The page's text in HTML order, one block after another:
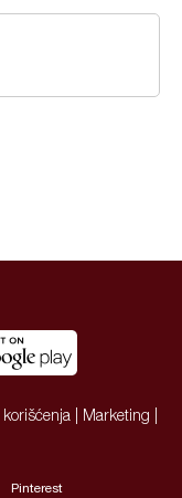
korišćenja Marketing
Pinterest